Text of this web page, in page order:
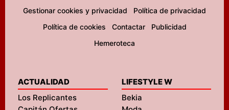
Gestionar cookies y privacidad
Política de privacidad
Política de cookies
Contactar
Publicidad
Hemeroteca
ACTUALIDAD
Los Replicantes
LIFESTYLE W
Bekia